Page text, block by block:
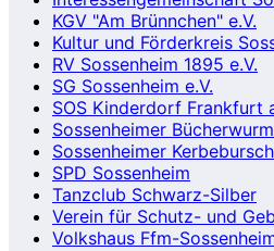
KGV "Am Brünnchen" e.V.
Kultur und Förderkreis
RV Sossenheim 1895 e.V.
SG Sossenheim e.V.
SOS Kinderdorf Frankfurt
Sossenheimer
Sossenheimer
SPD Sossenheim
Tanzclub Schwarz-Silber
Verein für Schutz- und
Volkshaus Ffm-